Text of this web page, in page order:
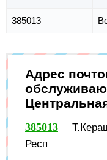
385013
Адрес
385013 —
Респ